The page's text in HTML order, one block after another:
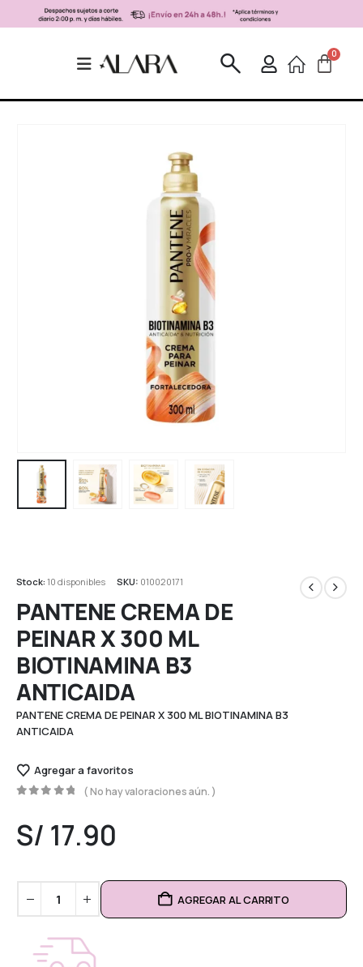
Stock: 10 disponibles SKU: 010020171
PANTENE CREMA DE
PEINAR X 300 ML
BIOTINAMINA B3
ANTICAIDA
PANTENE CREMA DE PEINAR X 300 ML BIOTINAMINA B3
ANTICAIDA
Agregar a favoritos
( No hay valoraciones aún. )
S/ 17.90
AGREGAR AL CARRITO